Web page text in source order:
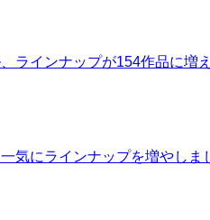
ラインナップが154作品に増
気にラインナップを増やしま